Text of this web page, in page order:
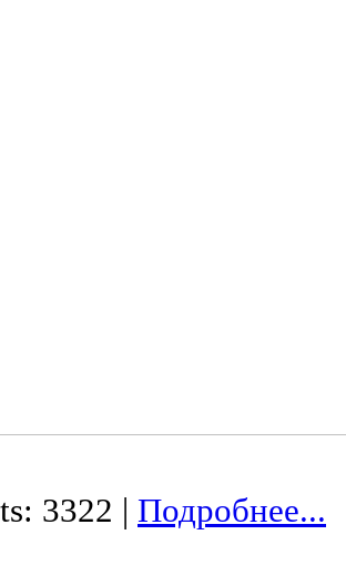
3322 | Подробнее...